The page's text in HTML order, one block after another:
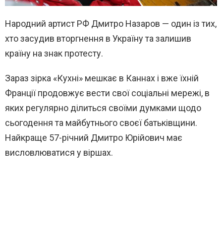
Народний артист РФ Дмитро Назаров — один із тих,
хто засудив вторгнення в Україну та залишив
країну на знак протесту.
Зараз зірка «Кухні» мешкає в Каннах і вже їхній
Франції продовжує вести свої соціальні мережі, в
яких регулярно ділиться своїми думками щодо
сьогодення та майбутнього своєї батьківщини.
Найкраще 57-річний Дмитро Юрійович має
висловлюватися у віршах.